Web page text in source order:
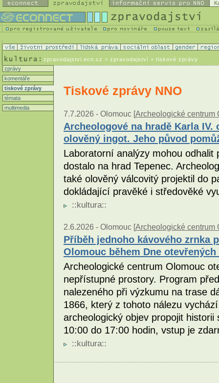
zpravodajstvi.ecn.cz > zpravodajství > tiskové zprávy
zprávy
komentáře
tiskové zprávy
témata
multimedia
Tiskové zprávy NNO
7.7.2026 - Olomouc [Archeologické centrum
Archeologové na hradě Karla
olověný ingot. Jeho původ
Laboratorní analýzy mohou
dostalo na hrad Tepenec.
také olověný válcovitý projektil do
dokládající pravěké i středověké
::kultura::
2.6.2026 - Olomouc [Archeologické centrum
Příběh jednoho kávového zrnka
Olomouc během Dne
Archeologické centrum Olomouc
nepřístupné prostory. Program
nalezeného při výzkumu na trase
1866, který z tohoto nálezu
archeologický objev propojit
10:00 do 17:00 hodin, vstup je
::kultura::